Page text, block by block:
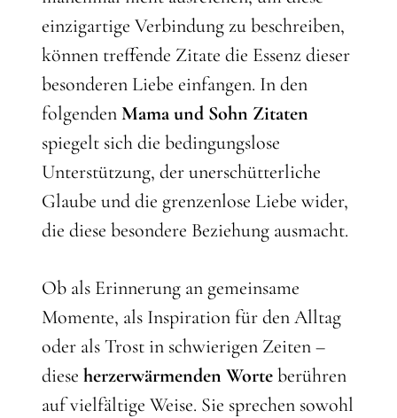
einzigartige Verbindung zu beschreiben,
können treffende Zitate die Essenz dieser
besonderen Liebe einfangen. In den
folgendenMama und Sohn Zitaten
spiegelt sich die bedingungslose
Unterstützung, der unerschütterliche
Glaube und die grenzenlose Liebe wider,
die diese besondere Beziehung ausmacht.
Ob als Erinnerung an gemeinsame
Momente, als Inspiration für den Alltag
oder als Trost in schwierigen Zeiten –
dieseherzerwärmenden Worteberühren
auf vielfältige Weise. Sie sprechen sowohl